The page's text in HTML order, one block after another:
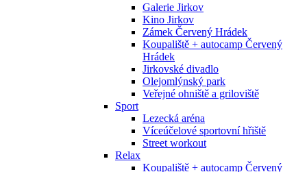
Galerie Jirkov
Kino Jirkov
Zámek Červený Hrádek
Koupaliště + autocamp Červený
Hrádek
Jirkovské divadlo
Olejomlýnský park
Veřejné ohniště a griloviště
Sport
Lezecká aréna
Víceúčelové sportovní hřiště
Street workout
Relax
Koupaliště + autocamp Červený